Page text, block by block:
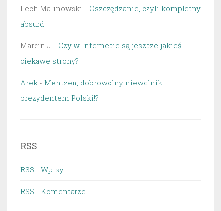
Lech Malinowski - Oszczędzanie, czyli kompletny
absurd.
Marcin J - Czy w Internecie są jeszcze jakieś
ciekawe strony?
Arek - Mentzen, dobrowolny niewolnik…
prezydentem Polski!?
RSS
RSS - Wpisy
RSS - Komentarze